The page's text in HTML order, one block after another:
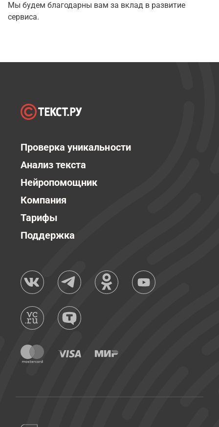
Мы будем благодарны вам за вклад в развитие
сервиса.
Проверка уникальности
Анализ текста
Нейропомощник
Компания
Тарифы
Поддержка